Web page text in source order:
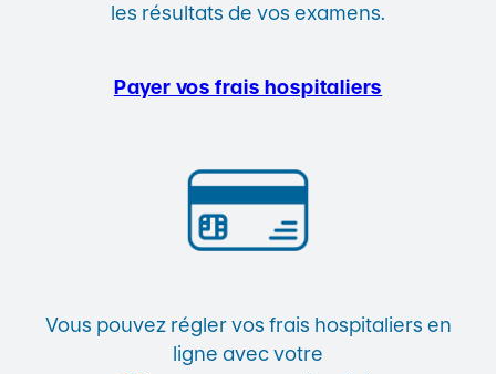
les résultats de vos examens.
Payer vos frais hospitaliers
Vous pouvez régler vos frais hospitaliers en
ligne avec votre